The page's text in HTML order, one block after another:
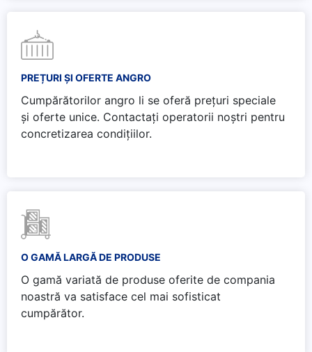
PREȚURI ȘI OFERTE ANGRO
Cumpărătorilor angro li se oferă prețuri speciale
și oferte unice. Contactați operatorii noștri pentru
concretizarea condițiilor.
O GAMĂ LARGĂ DE PRODUSE
O gamă variată de produse oferite de compania
noastră va satisface cel mai sofisticat
cumpărător.